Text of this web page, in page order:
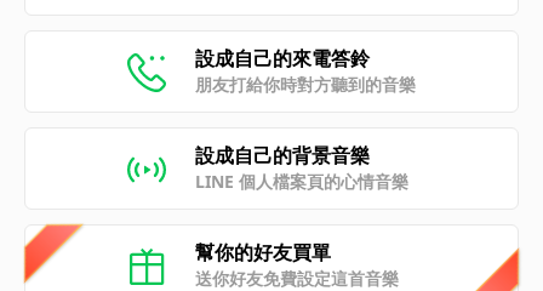
設成自己的來電答鈴
朋友打給你時對方聽到的音樂
設成自己的背景音樂
LINE 個人檔案頁的心情音樂
幫你的好友買單
送你好友免費設定這首音樂